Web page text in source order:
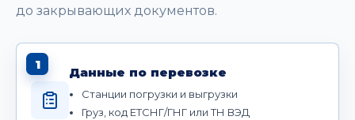
до закрывающих документов.
1
Данные по перевозке
Станции погрузки и выгрузки
Груз, код ЕТСНГ/ГНГ или ТН ВЭД